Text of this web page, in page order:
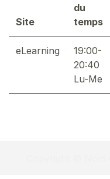
Site
du
temps
eLearning
19:00-
20:40
Lu-Me